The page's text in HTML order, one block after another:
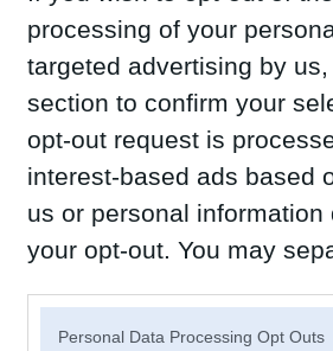
processing of your
targeted advertising by
section to confirm your
opt-out request is
interest-based ads based
us or personal
your opt-out. You may
Personal Data Processing Opt Outs